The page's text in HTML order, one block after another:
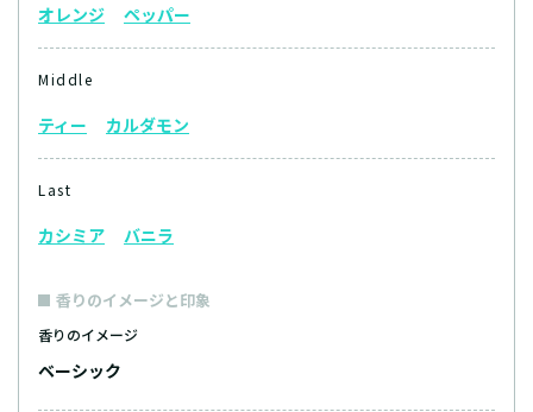
オレンジ ペッパー
Middle
ティー カルダモン
Last
カシミア バニラ
香りのイメージと印象
香りのイメージ
ベーシック